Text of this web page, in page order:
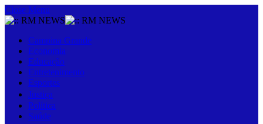
Close Menu
Campina Grande
Economia
Educação
Entretenimento
Esportes
Justiça
Política
Saúde